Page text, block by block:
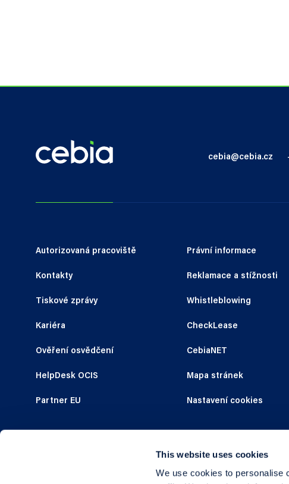
This website uses cookies
We use cookies to personalise
cebia@cebia.cz
Autorizovaná pracoviště
Kontakty
Tiskové zprávy
Kariéra
Ověření osvědčení
HelpDesk OCIS
Partner EU
Právní informace
Reklamace a stížnosti
Whistleblowing
CheckLease
CebiaNET
Mapa stránek
Nastavení cookies